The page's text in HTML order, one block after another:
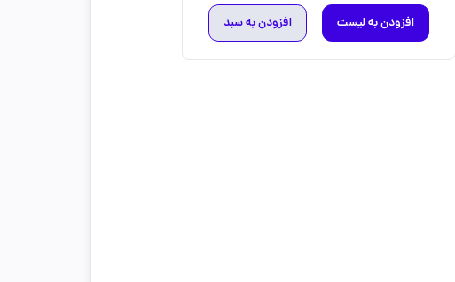
افزودن به لیست افزودن به سبد